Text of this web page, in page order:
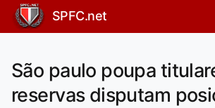
SPFC.net
São paulo poupa
reservas disputam